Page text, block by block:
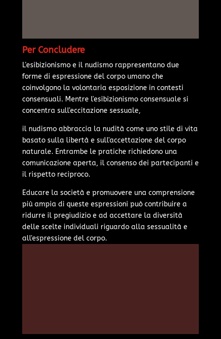
Per Concludere
L'esibizionismo e il nudismo rappresentano due
forme di espressione del corpo umano che
coinvolgono la volontaria esposizione in contesti
consensuali. Mentre l'esibizionismo consensuale si
concentra sull'eccitazione sessuale,
il nudismo abbraccia la nudità come uno stile di vita
basato sulla libertà e sull'accettazione del corpo
naturale. Entrambe le pratiche richiedono una
comunicazione aperta, il consenso dei partecipanti e
il rispetto reciproco.
Educare la società e promuovere una comprensione
più ampia di queste espressioni può contribuire a
ridurre il pregiudizio e ad accettare la diversità
delle scelte individuali riguardo alla sessualità e
all'espressione del corpo.